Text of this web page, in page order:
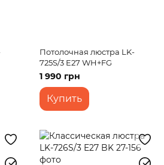
Потолочная люстра LK-
725S/3 E27 WH+FG
1 990 грн
Купить